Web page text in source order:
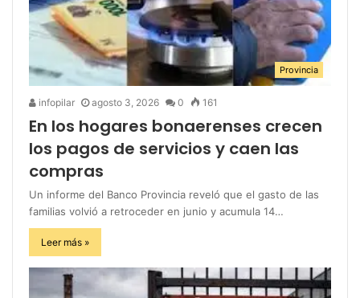
Provincia
infopilar agosto 3, 2026 0 161
En los hogares bonaerenses crecen
los pagos de servicios y caen las
compras
Un informe del Banco Provincia reveló que el gasto de las
familias volvió a retroceder en junio y acumula 14…
Leer más »